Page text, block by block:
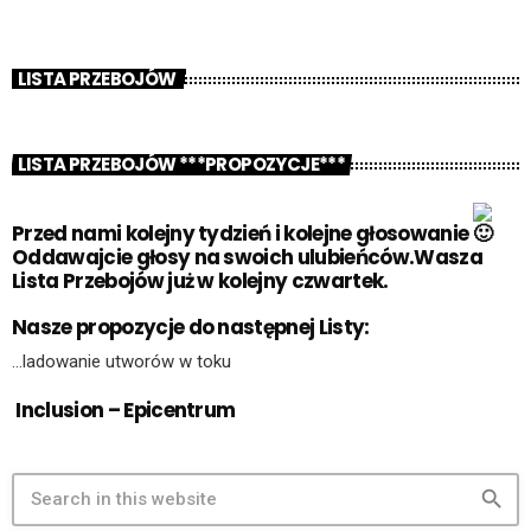
LISTA PRZEBOJÓW
LISTA PRZEBOJÓW ***PROPOZYCJE***
Przed nami kolejny tydzień i kolejne głosowanie
Oddawajcie głosy na swoich ulubieńców.Wasza
Lista Przebojów już w kolejny czwartek.
Nasze propozycje do następnej Listy:
…ladowanie utworów w toku
Inclusion – Epicentrum
search